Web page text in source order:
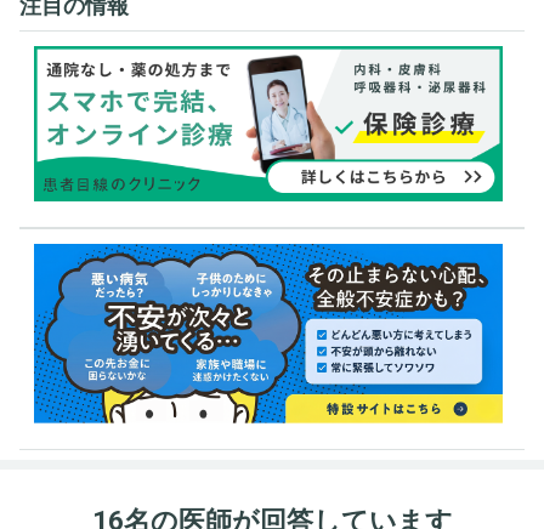
注目の情報
16名の医師が回答しています